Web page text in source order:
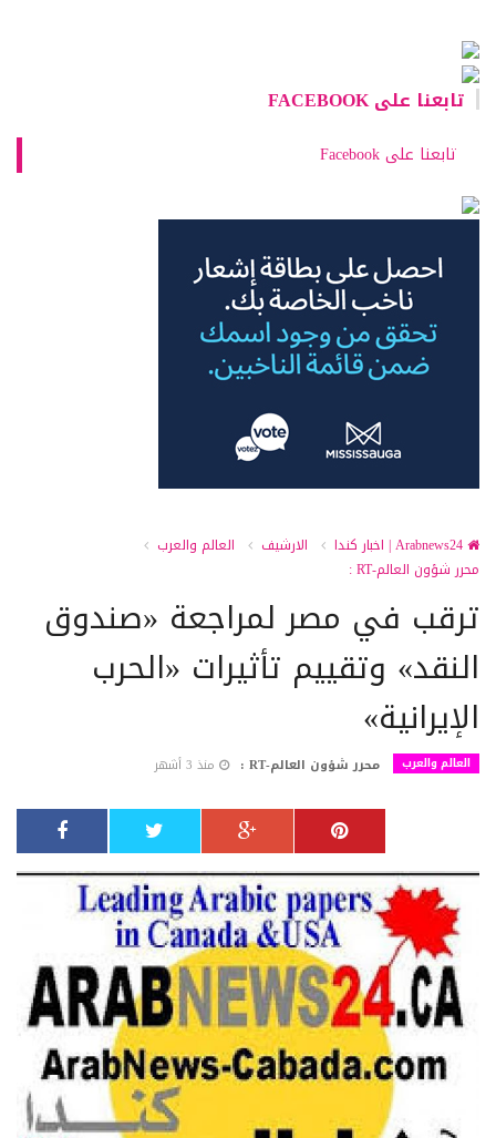
تابعنا على FACEBOOK
تابعنا على Facebook
الارشيف
العالم والعرب
محرر شؤون العالم-RT :
ترقب في مصر لمراجعة «صندوق
النقد» وتقييم تأثيرات «الحرب
الإيرانية»
العالم والعرب محرر شؤون العالم-RT : منذ 3 أشهر